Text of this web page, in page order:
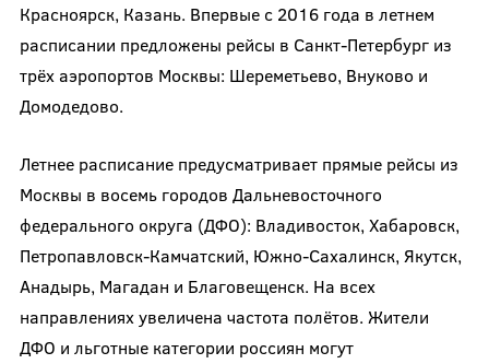
Красноярск, Казань. Впервые с 2016 года в летнем
расписании предложены рейсы в Санкт-Петербург из
трёх аэропортов Москвы: Шереметьево, Внуково и
Домодедово.
Летнее расписание предусматривает прямые рейсы из
Москвы в восемь городов Дальневосточного
федерального округа (ДФО): Владивосток, Хабаровск,
Петропавловск-Камчатский, Южно-Сахалинск, Якутск,
Анадырь, Магадан и Благовещенск. На всех
направлениях увеличена частота полётов. Жители
ДФО и льготные категории россиян могут